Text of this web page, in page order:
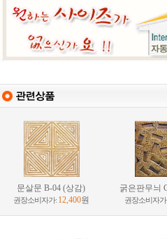
문살문 B-04 (상감)
권장소비자가: 12,400원
굵은판무늬
권장소비자